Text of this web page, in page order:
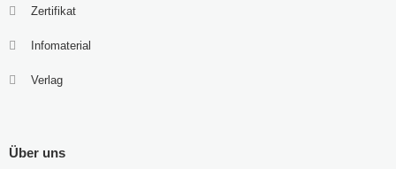
Zertifikat
Infomaterial
Verlag
Über uns